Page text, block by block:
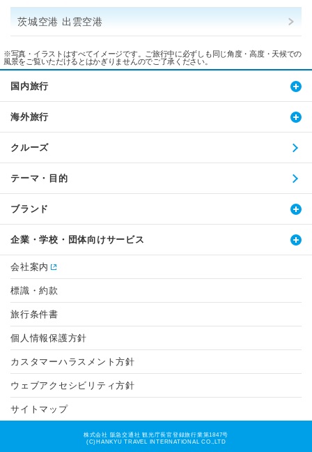
茨城空港 出雲空港
※写真・イラストはすべてイメージです。ご旅行中に必ずしも同じ角度・高度・天候での
風景をご覧いただけるとはかぎりませんのでご了承ください。
国内旅行
海外旅行
クルーズ
テーマ・目的
ブランド
企業・学校・団体向けサービス
会社案内
標識・約款
旅行条件書
個人情報保護方針
カスタマーハラスメント方針
ウェブアクセシビリティ方針
サイトマップ
株式会社 阪急交通社 観光庁長官登録旅行業第1847号
(C)HANKYU TRAVEL INTERNATIONAL CO.,LTD